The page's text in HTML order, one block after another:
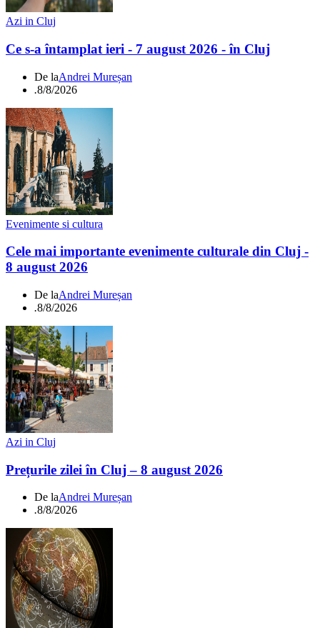
Azi in Cluj
Ce s-a întamplat ieri - 7 august 2026 - în Cluj
De laAndrei Mureșan
.8/8/2026
Evenimente si cultura
Cele mai importante evenimente culturale din Cluj -
8 august 2026
De laAndrei Mureșan
.8/8/2026
Azi in Cluj
Prețurile zilei în Cluj – 8 august 2026
De laAndrei Mureșan
.8/8/2026